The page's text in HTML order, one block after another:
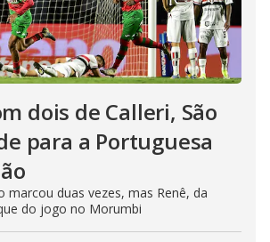
dois de Calleri, São
para a Portuguesa
marcou duas vezes, mas Renê, da
do jogo no Morumbi